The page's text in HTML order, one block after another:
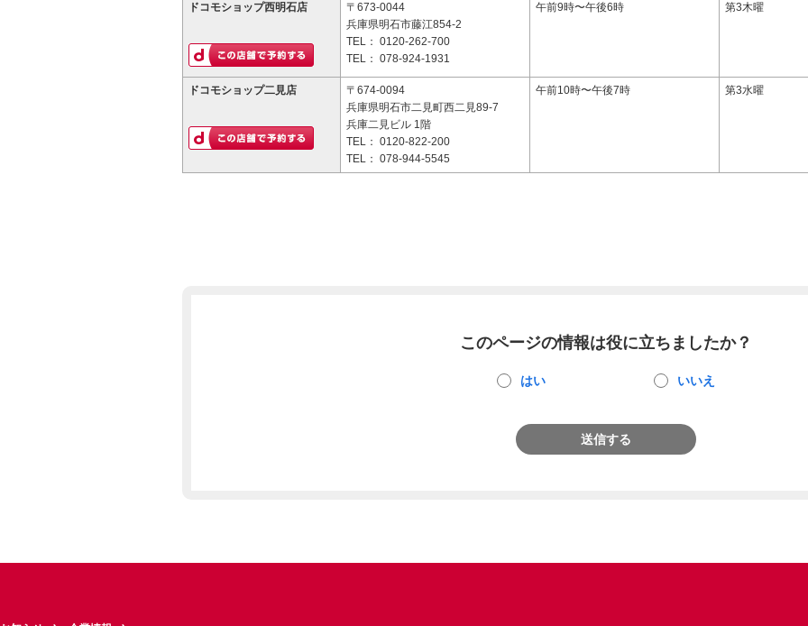
ドコモショップ西明石店
〒673-0044
兵庫県明石市藤江854-2
TEL： 0120-262-700
TEL： 078-924-1931
午前9時〜午後6時 第3木曜
ドコモショップ二見店
〒674-0094
兵庫県明石市二見町西二見89-7
兵庫二見ビル 1階
TEL： 0120-822-200
TEL： 078-944-5545
午前10時〜午後7時 第3水曜
このページの情報は役に立ちましたか？
はい いいえ
送信する